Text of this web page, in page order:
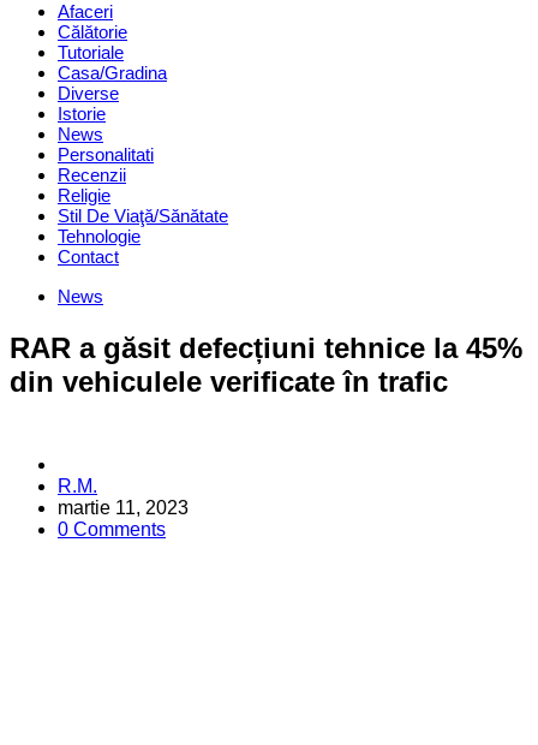
Afaceri
Călătorie
Tutoriale
Casa/Gradina
Diverse
Istorie
News
Personalitati
Recenzii
Religie
Stil De Viaţă/Sănătate
Tehnologie
Contact
Categories
News
RAR a găsit defecțiuni tehnice la 45%
din vehiculele verificate în trafic
Posted
by
R.M.
martie 11, 2023
0 Comments